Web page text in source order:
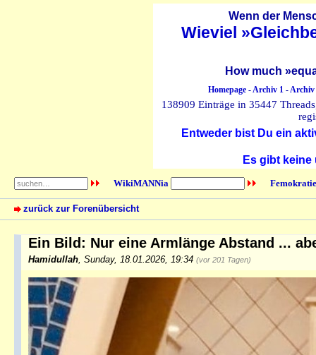
Wenn der
Wieviel
How much
Homepage-Archiv 1-Archiv
138909 Einträge in 35447
Entweder bist Du ein
Es gibt
WikiMANNia
zurück zur Forenübersicht
Ein Bild: Nur eine Armlänge Abstand ...
Hamidullah Sunday, 18.01.2026, 19:34 (vor 201 Tagen)